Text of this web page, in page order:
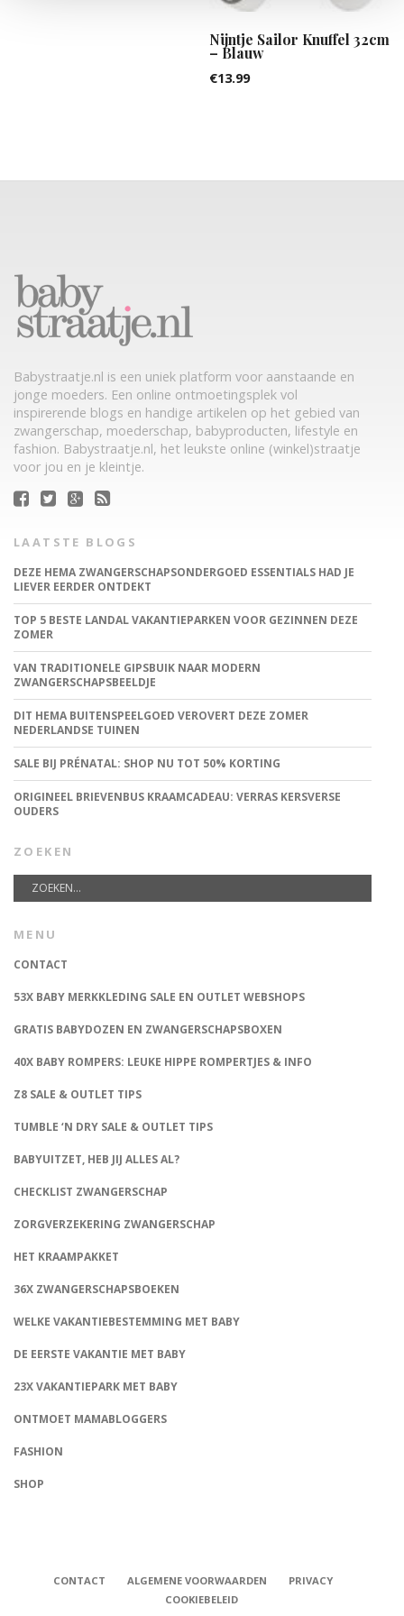
Nijntje Sailor Knuffel 32cm
– Blauw
€13.99
Babystraatje.nl is een uniek platform voor aanstaande en
jonge moeders. Een online ontmoetingsplek vol
inspirerende blogs en handige artikelen op het gebied van
zwangerschap, moederschap, babyproducten, lifestyle en
fashion. Babystraatje.nl, het leukste online (winkel)straatje
voor jou en je kleintje.
LAATSTE BLOGS
DEZE HEMA ZWANGERSCHAPSONDERGOED ESSENTIALS HAD JE
LIEVER EERDER ONTDEKT
TOP 5 BESTE LANDAL VAKANTIEPARKEN VOOR GEZINNEN DEZE
ZOMER
VAN TRADITIONELE GIPSBUIK NAAR MODERN
ZWANGERSCHAPSBEELDJE
DIT HEMA BUITENSPEELGOED VEROVERT DEZE ZOMER
NEDERLANDSE TUINEN
SALE BIJ PRÉNATAL: SHOP NU TOT 50% KORTING
ORIGINEEL BRIEVENBUS KRAAMCADEAU: VERRAS KERSVERSE
OUDERS
ZOEKEN
MENU
CONTACT
53X BABY MERKKLEDING SALE EN OUTLET WEBSHOPS
GRATIS BABYDOZEN EN ZWANGERSCHAPSBOXEN
40X BABY ROMPERS: LEUKE HIPPE ROMPERTJES & INFO
Z8 SALE & OUTLET TIPS
TUMBLE ‘N DRY SALE & OUTLET TIPS
BABYUITZET, HEB JIJ ALLES AL?
CHECKLIST ZWANGERSCHAP
ZORGVERZEKERING ZWANGERSCHAP
HET KRAAMPAKKET
36X ZWANGERSCHAPSBOEKEN
WELKE VAKANTIEBESTEMMING MET BABY
DE EERSTE VAKANTIE MET BABY
23X VAKANTIEPARK MET BABY
ONTMOET MAMABLOGGERS
FASHION
SHOP
CONTACT ALGEMENE VOORWAARDEN
PRIVACY
COOKIEBELEID